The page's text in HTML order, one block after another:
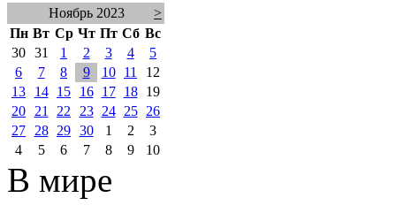
Ноябрь 2023
>
Пн Вт Ср Чт Пт Сб Вс
30 31 1 2 3 4
5
6
7 8 9 10 11
12
13
14 15 16 17 18
19
20
21 22 23 24 25
26
27
28 29 30 1 2
3
4
5 6 7 8 9 10
В мире